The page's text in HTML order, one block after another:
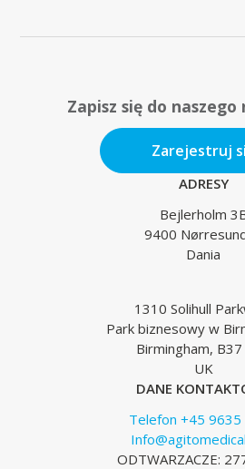
Zapisz się do
Zarejestruj
ADRESY
Bejlerholm
9400
Dania
1310 Solihull
Park biznesowy w
Birmingham, B37
UK
DANE
Telefon +45 9635
ODTWARZACZE: